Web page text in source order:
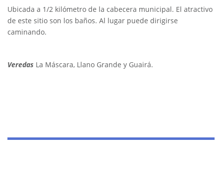
Ubicada a 1/2 kilómetro de la cabecera municipal. El atractivo
de este sitio son los baños. Al lugar puede dirigirse
caminando.
Veredas La Máscara, Llano Grande y Guairá.